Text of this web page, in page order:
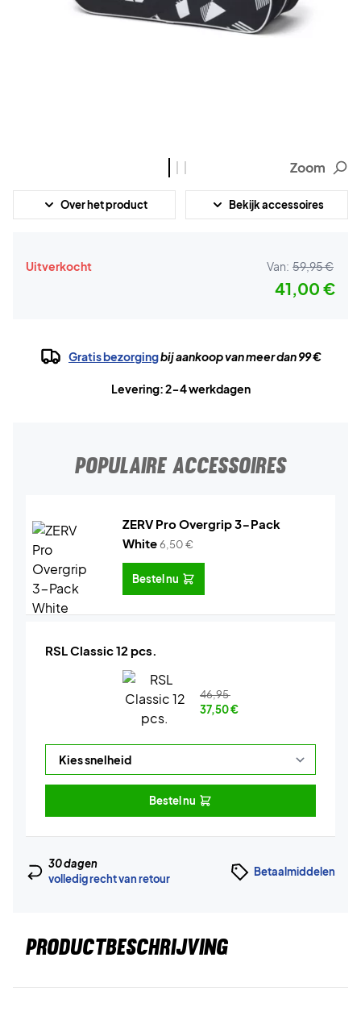
Zoom
Over het product Bekijk accessoires
Uitverkocht Van: 59,95 €
41,00 €
Gratis bezorgingbij aankoop van meer dan 99 €
Levering: 2-4 werkdagen
POPULAIRE ACCESSOIRES
ZERV Pro Overgrip 3-Pack
White6,50€
Bestel nu
RSL Classic 12 pcs.
46,95
37,50€
Bestel nu
30 dagen
volledig recht van retour
Betaalmiddelen
PRODUCTBESCHRIJVING